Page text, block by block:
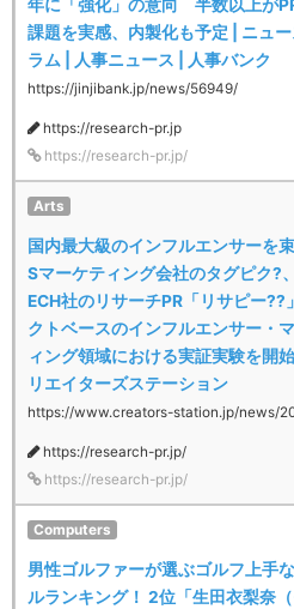
年に「強化」の意向 半数以上が
課題を実感、内製化も予定 | ニュー
ラム | 人事ニュース | 人事バンク
https://jinjibank.jp/news/56949/
https://research-pr.jp
https://research-pr.jp/
Arts
国内最大級のインフルエンサーを
Sマーケティング会社のタグピク?
ECH社のリサーチPR「リサピー??
クトベースのインフルエンサー・
ィング領域における実証実験を開
リエイターズステーション
https://www.creators-station.jp/news/
https://research-pr.jp/
https://research-pr.jp/
Computers
男性ゴルファーが選ぶゴルフ上手
ルランキング！ 2位「生田衣梨奈